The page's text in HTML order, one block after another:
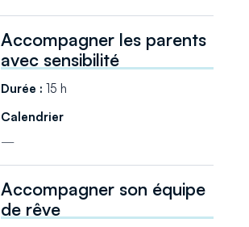
Accompagner les parents
avec sensibilité
15 h
—
Accompagner son équipe
de rêve